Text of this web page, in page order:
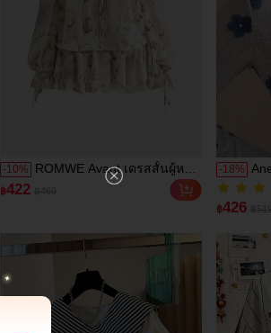
-10%
ROMWE Avant เดรสสั้นผู้หญิง
ผ้าชีฟองลายดอกไม้สไตล์โร
แมนติกบริสุทธิ์ คอวี แขนโคม
฿422
-18%
รูป
ส
วั
฿426